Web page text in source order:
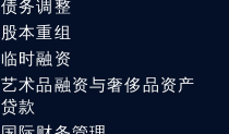
债务调整
股本重组
临时融资
艺术品融资与奢侈品资产
贷款